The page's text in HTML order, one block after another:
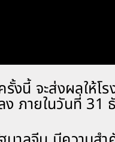
นี้ จะส่งผลให้โร
ภายในวันที่ 31